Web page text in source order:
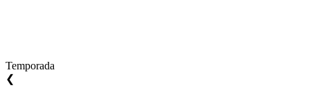
Temporada
❮